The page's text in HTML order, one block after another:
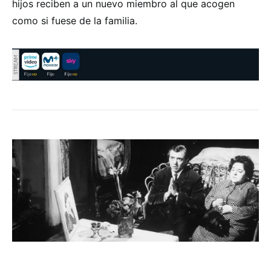
hijos reciben a un nuevo miembro al que acogen
como si fuese de la familia.